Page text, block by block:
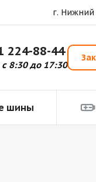
г. Нижний
224-88-44
8:30 до 17:30
шины